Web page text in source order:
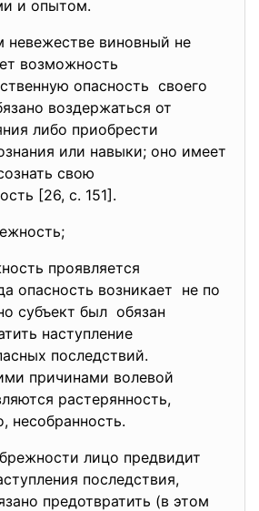
и опытом.
невежестве виновный не
возможность
опасность своего
воздержаться от
либо приобрести
или навыки; оно имеет
свою
[26, с. 151].
проявляется
опасность возникает не по
субъект был обязан
наступление
последствий.
причинами волевой
растерянность,
несобранность.
лицо предвидит
последствия,
предотвратить (в этом